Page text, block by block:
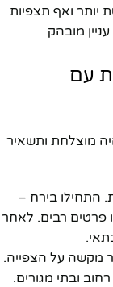
יותר ואף תצפיות
מובהק
עם
מוצלחת ותשאיר
התחילו בירח –
פרטים רבים. לאחר
מקשה על הצפייה.
ובתי מגורים.